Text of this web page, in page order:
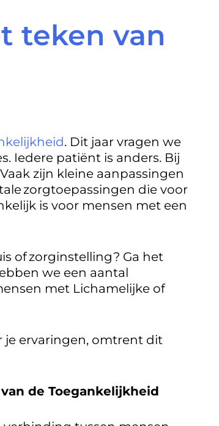
teken van
. Dit jaar vragen we
Iedere patiënt is anders. Bij
zijn kleine aanpassingen
zorgtoepassingen die voor
is voor mensen met een
of zorginstelling? Ga het
we een aantal
met Lichamelijke of
je ervaringen, omtrent dit
de Toegankelijkheid